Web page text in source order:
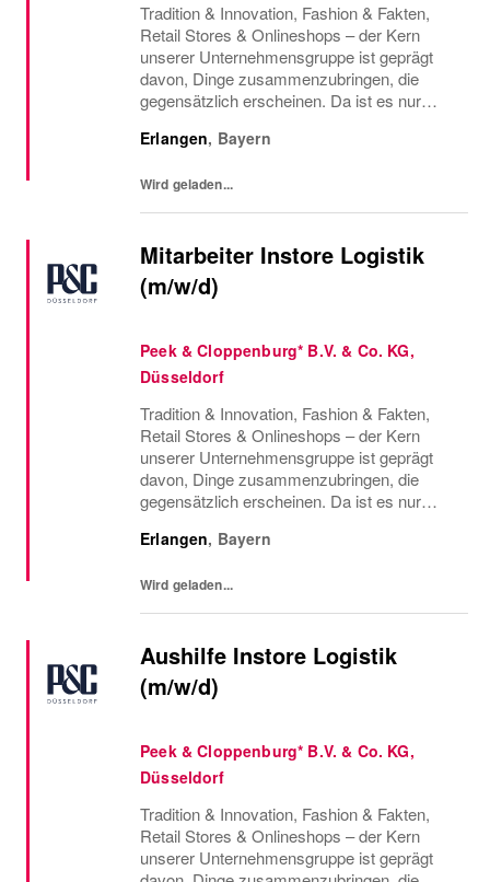
Tradition & Innovation, Fashion & Fakten,
Retail Stores & Onlineshops – der Kern
unserer Unternehmensgruppe ist geprägt
davon, Dinge zusammenzubringen, die
gegensätzlich erscheinen. Da ist es nur
vereinen, die so vielfältig sind, wie die Styles,
Erlangen, Bayern
Wird geladen...
Mitarbeiter Instore Logistik
(m/w/d)
Peek & Cloppenburg* B.V. & Co. KG,
Düsseldorf
Tradition & Innovation, Fashion & Fakten,
Retail Stores & Onlineshops – der Kern
unserer Unternehmensgruppe ist geprägt
davon, Dinge zusammenzubringen, die
gegensätzlich erscheinen. Da ist es nur
vereinen, die so vielfältig sind, wie die Styles,
Erlangen, Bayern
Wird geladen...
Aushilfe Instore Logistik
(m/w/d)
Peek & Cloppenburg* B.V. & Co. KG,
Düsseldorf
Tradition & Innovation, Fashion & Fakten,
Retail Stores & Onlineshops – der Kern
unserer Unternehmensgruppe ist geprägt